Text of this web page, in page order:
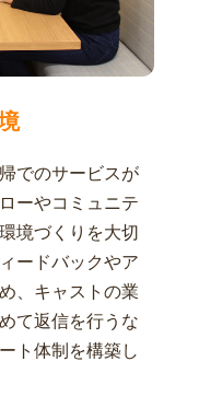
でのサービスが
ーやコミュニテ
境づくりを大切
ードバックやア
、キャストの業
て返信を行うな
ト体制を構築し